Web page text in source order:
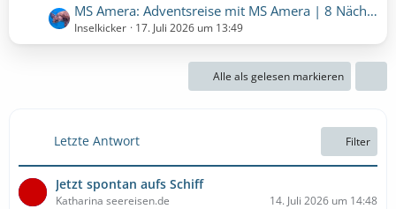
L
e
t
e
t
MS Amera: Adventsreise mit MS Amera | 8 Nächte | 05.12.2026 bis 13.12.2026 (Samstag, 5. Dezember 2026, 00:00 – Sonntag, 13. Dezember 2026, 00:00)
Inselkicker 17. Juli 2026 um 13:49
Alle als gelesen markieren
Letzte Antwort Filter
Jetzt spontan aufs Schiff
Katharina seereisen.de 14. Juli 2026 um 14:48